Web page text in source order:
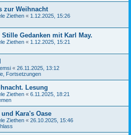
zur Weihnacht
Ziethen « 1.12.2025, 15:26
Gedanken mit Karl May.
Ziethen « 1.12.2025, 15:21
« 26.11.2025, 13:12
Fortsetzungen
Lesung
Ziethen « 6.11.2025, 18:21
Kara's Oase
Ziethen « 26.10.2025, 15:46